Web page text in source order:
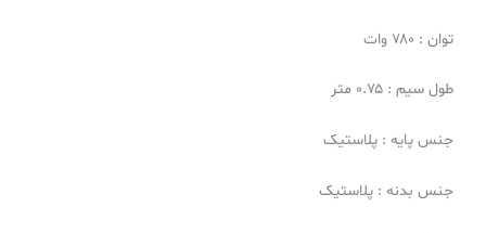
توان : ۷۸۰ وات
طول سیم : ۰.۷۵ متر
جنس پایه : پلاستیک
جنس بدنه : پلاستیک